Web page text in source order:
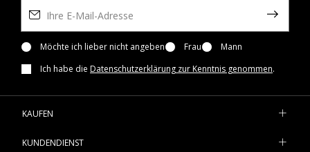
Möchte ich lieber nicht angeben Frau
Mann
Ich habe die Datenschutzerklärung zur Kenntnis genommen.
KAUFEN
KUNDENDIENST